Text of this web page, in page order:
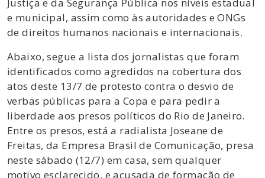
e municipal, assim como às autoridades e ONGs
de direitos humanos nacionais e internacionais.
Abaixo, segue a lista dos jornalistas que foram
identificados como agredidos na cobertura dos
atos deste 13/7 de protesto contra o desvio de
verbas públicas para a Copa e para pedir a
liberdade aos presos políticos do Rio de Janeiro.
Entre os presos, está a radialista Joseane de
Freitas, da Empresa Brasil de Comunicação, presa
neste sábado (12/7) em casa, sem qualquer
motivo esclarecido, e acusada de formação de